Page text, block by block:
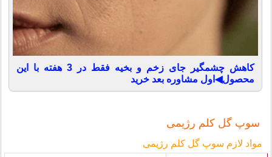
کاهش چشمگیر جای زخم و بخیه فقط در 3 هفته با این
محصول◀اول مشاوره بعد خرید
سوپ گل کلم رژیمی
مواد لازم سوپ گل کلم رژیمی